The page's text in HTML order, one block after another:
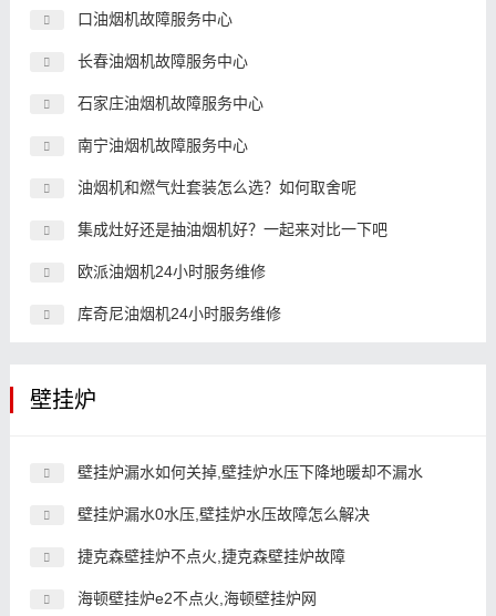
口油烟机故障服务中心
长春油烟机故障服务中心
石家庄油烟机故障服务中心
南宁油烟机故障服务中心
油烟机和燃气灶套装怎么选？如何取舍呢
集成灶好还是抽油烟机好？一起来对比一下吧
欧派油烟机24小时服务维修
库奇尼油烟机24小时服务维修
壁挂炉
壁挂炉漏水如何关掉,壁挂炉水压下降地暖却不漏水
壁挂炉漏水0水压,壁挂炉水压故障怎么解决
捷克森壁挂炉不点火,捷克森壁挂炉故障
海顿壁挂炉e2不点火,海顿壁挂炉网